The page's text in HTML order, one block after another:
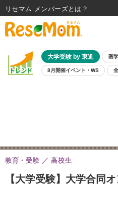
大学受験 by 東進 医
8月開催イベント・WS
【大学受験】大学合同
教育・受験 高校生
リセマム メンバーズ